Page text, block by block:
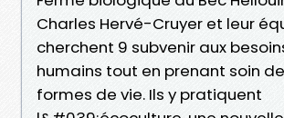
Charles Hervé-Cruyer et leur
cherchent 9 subvenir aux
humains tout en prenant soin
formes de vie. Ils y pratiquent